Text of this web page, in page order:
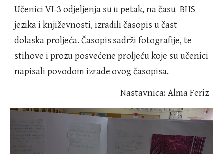
Učenici VI-3 odjeljenja su u petak, na času BHS
jezika i književnosti, izradili časopis u čast
dolaska proljeća. Časopis sadrži fotografije, te
stihove i prozu posvećene proljeću koje su učenici
napisali povodom izrade ovog časopisa.
Nastavnica: Alma Feriz